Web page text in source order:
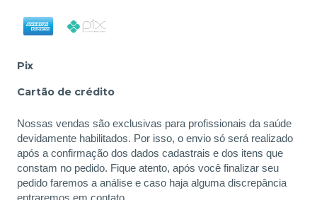
Pix
Cartão de crédito
Nossas vendas são exclusivas para profissionais da saúde
devidamente habilitados. Por isso, o envio só será realizado
após a confirmação dos dados cadastrais e dos itens que
constam no pedido. Fique atento, após você finalizar seu
pedido faremos a análise e caso haja alguma discrepância
entraremos em contato.